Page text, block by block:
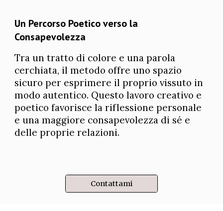
Un Percorso Poetico verso la
Consapevolezza
Tra un tratto di colore e una parola
cerchiata, il metodo offre uno spazio
sicuro per esprimere il proprio vissuto in
modo autentico. Questo lavoro creativo e
poetico favorisce la riflessione personale
e una maggiore consapevolezza di sé e
delle proprie relazioni.
Contattami